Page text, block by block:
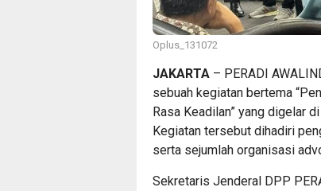
Oplus_131072
JAKARTA – PERADI
sebuah kegiatan bertema
Rasa Keadilan” yang digelar
Kegiatan tersebut dihadiri
serta sejumlah organisasi
Sekretaris Jenderal DPP